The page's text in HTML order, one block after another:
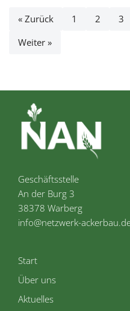
« Zurück 1 2 3
Weiter »
Geschäftsstelle
An der Burg 3
38378 Warberg
info@netzwerk-
Start
Über uns
Aktuelles